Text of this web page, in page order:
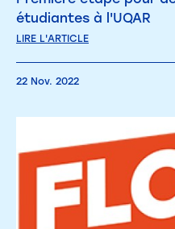
étudiantes à l'UQAR
LIRE L'ARTICLE
22 Nov. 2022